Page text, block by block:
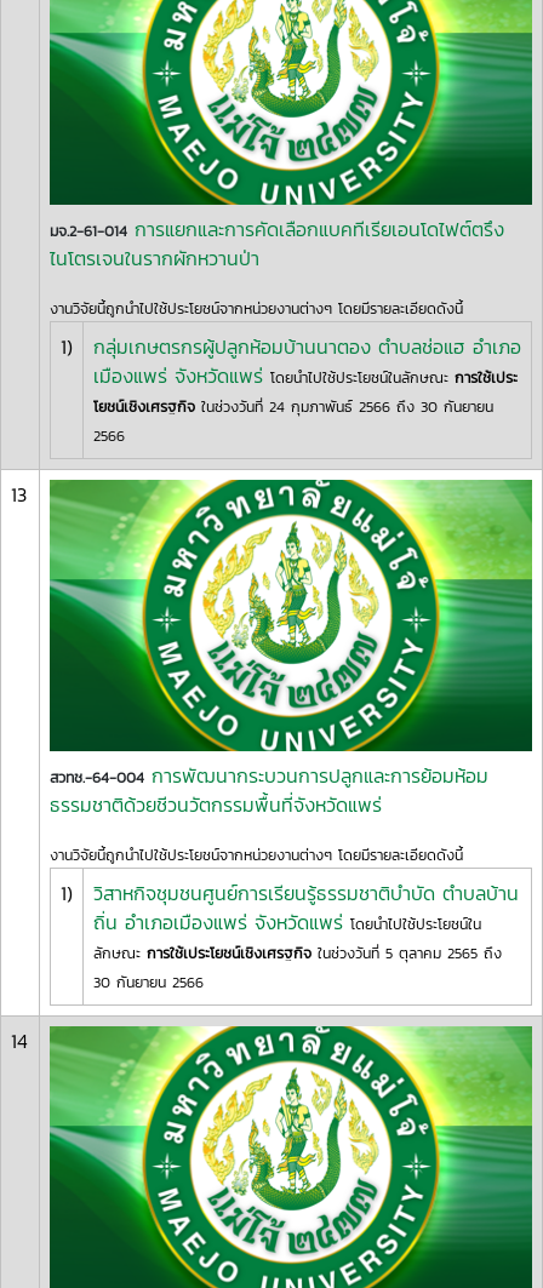
มจ.2-61-014 การแยกและการคัดเลือกแบคทีเรียเอนโดไฟต์ตรึง
ไนโตรเจนในรากผักหวานป่า
งานวิจัยนี้ถูกนำไปใช้ประโยชน์จากหน่วยงานต่างๆ โดยมีรายละเอียดดังนี้
1)
กลุ่มเกษตรกรผู้ปลูกห้อมบ้านนาตอง ตำบลช่อแฮ อำเภอ
เมืองแพร่ จังหวัดแพร่ โดยนำไปใช้ประโยชน์ในลักษณะ การใช้เประ
โยชน์เชิงเศรฐกิจ ในช่วงวันที่ 24 กุมภาพันธ์ 2566 ถึง 30 กันยายน
2566
13
สวทช.-64-004 การพัฒนากระบวนการปลูกและการย้อมห้อม
ธรรมชาติด้วยชีวนวัตกรรมพื้นที่จังหวัดแพร่
งานวิจัยนี้ถูกนำไปใช้ประโยชน์จากหน่วยงานต่างๆ โดยมีรายละเอียดดังนี้
1)
วิสาหกิจชุมชนศูนย์การเรียนรู้ธรรมชาติบำบัด ตำบลบ้าน
ถิ่น อำเภอเมืองแพร่ จังหวัดแพร่ โดยนำไปใช้ประโยชน์ใน
ลักษณะ การใช้เประโยชน์เชิงเศรฐกิจ ในช่วงวันที่ 5 ตุลาคม 2565 ถึง
30 กันยายน 2566
14